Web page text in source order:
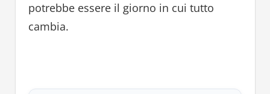
potrebbe essere il giorno in cui tutto
cambia.